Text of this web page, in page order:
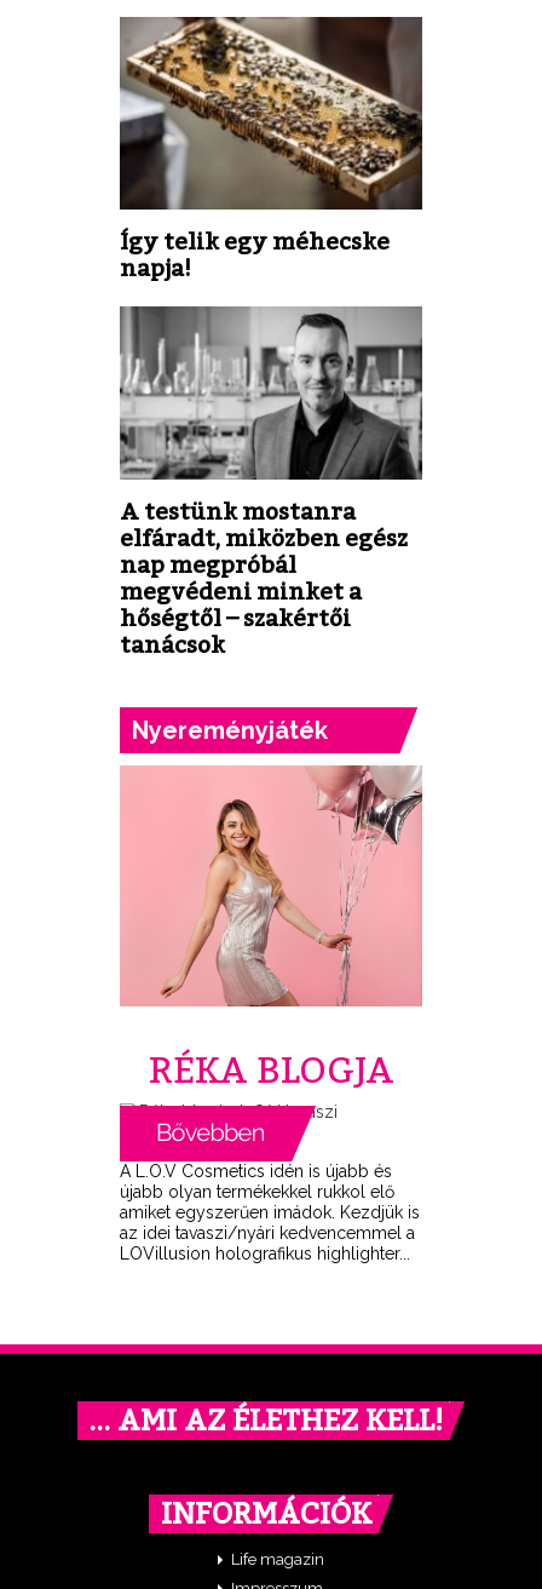
Így telik egy méhecske
napja!
A testünk mostanra
elfáradt, miközben egész
nap megpróbál
megvédeni minket a
hőségtől – szakértői
tanácsok
Nyereményjáték
RÉKA BLOGJA
A L.O.V Cosmetics idén is újabb és
újabb olyan termékekkel rukkol elő
amiket egyszerűen imádok. Kezdjük is
az idei tavaszi/nyári kedvencemmel a
LOVillusion holografikus highlighter...
… AMI AZ ÉLETHEZ KELL!
INFORMÁCIÓK
Life magazin